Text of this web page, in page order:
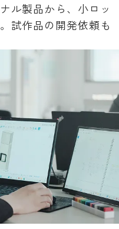
ル製品から、小ロッ
試作品の開発依頼も